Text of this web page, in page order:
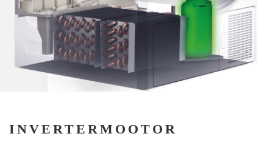
INVERTERMOOTOR